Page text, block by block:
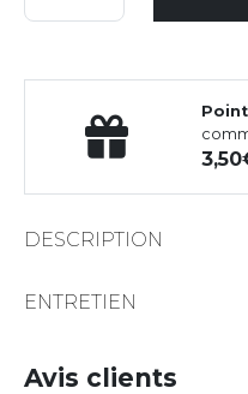
DESCRIPTION
ENTRETIEN
Avis clients